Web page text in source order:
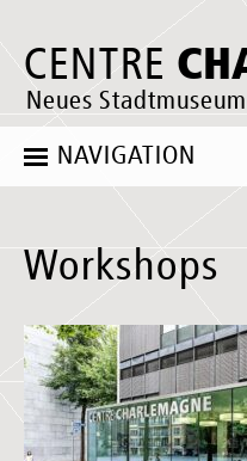
CENTRE
Neues
NAVIGATION
Workshops